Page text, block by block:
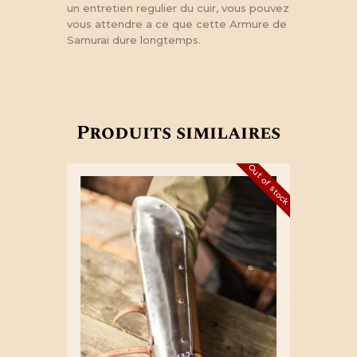
un entretien regulier du cuir, vous pouvez
vous attendre a ce que cette Armure de
Samurai dure longtemps.
Produits similaires
Out of stock